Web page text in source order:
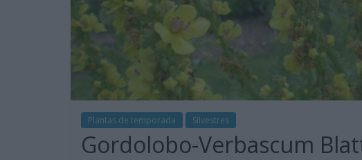
Plantas de temporada Silvestres
Gordolobo-Verbascum